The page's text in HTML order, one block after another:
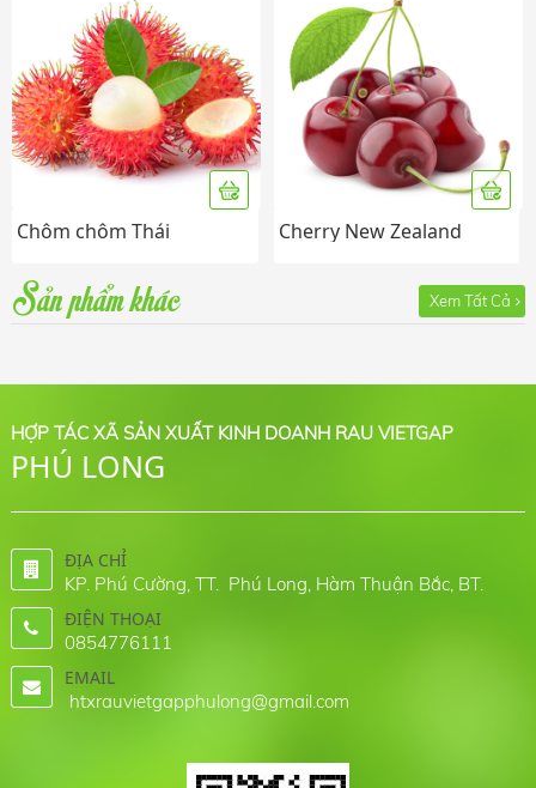
Chôm chôm Thái Cherry New Zealand
Sản phẩm khác Xem Tất Cả
HỢP TÁC XÃ SẢN XUẤT KINH DOANH RAU VIETGAP
PHÚ LONG
ĐỊA CHỈ
KP. Phú Cường, TT. Phú Long, Hàm Thuận Bắc, BT.
ĐIỆN THOẠI
0854776111
EMAIL
htxrauvietgapphulong@gmail.com